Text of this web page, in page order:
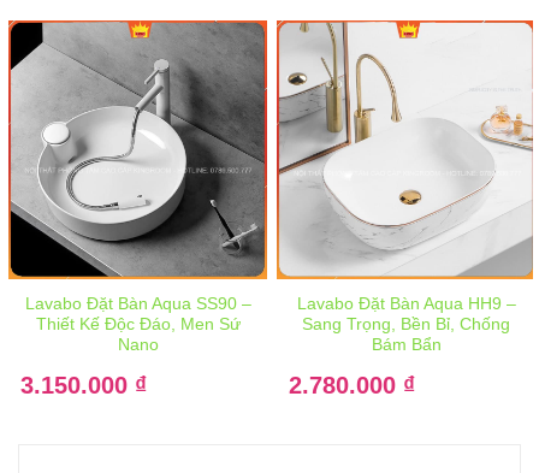
Lavabo Đặt Bàn Aqua SS90 –
Thiết Kế Độc Đáo, Men Sứ
Nano
gốc
là:
3.150.000 ₫
Lavabo Đặt Bàn Aqua HH9 –
Sang Trọng, Bền Bỉ, Chống
Bám Bẩn
gốc
là:
2.780.000 ₫